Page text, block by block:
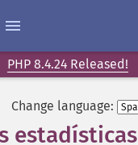
PHP 8.4.24 Released!
Change language:
estadísticas